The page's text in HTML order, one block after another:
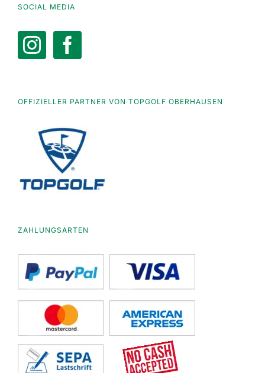
SOCIAL MEDIA
OFFIZIELLER PARTNER VON TOPGOLF OBERHAUSEN
ZAHLUNGSARTEN